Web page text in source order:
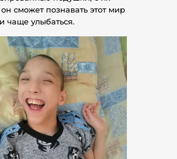
сможет познавать этот мир
чаще улыбаться.